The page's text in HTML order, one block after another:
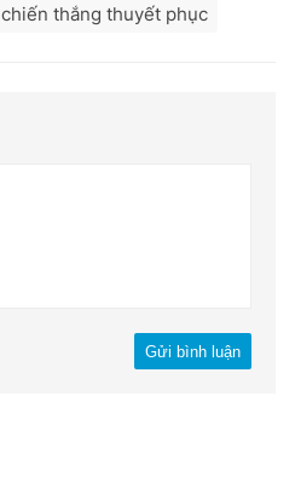
chiến thắng thuyết phục
Gửi bình luận